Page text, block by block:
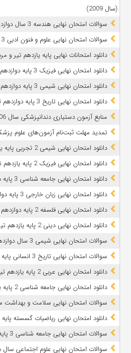
(سال 2009)
سوالات امتحان نهایی هندسه 3 سال دوازدهم (1397 تا 1405)
سوالات امتحان نهایی علوم و فنون ادبی 3 پایه دوازدهم (1397 تا 1405)
دانلود امتحانات نهایی پایه یازدهم تیر و مرداد
دانلود امتحان نهایی فیزیک 3 پایه دوازدهم تیر 1405 + پاسخ
دانلود امتحان نهایی شیمی 3 پایه دوازدهم تیر 1405
دانلود امتحان نهایی تاریخ 3 پایه دوازدهم تیر 1405
منابع آزمون دستیاری دندانپزشکی سال 1406 (دوره 41)
تمدید مهلت ثبت‌نام آزمون‌های علوم پزشکی تا 20
دانلود امتحان نهایی شیمی 2 تجربی پایه یازدهم تیر 1405 + پاسخ
دانلود امتحان نهایی فیزیک 2 پایه یازدهم تیر 1405 + پاسخ
دانلود امتحان نهایی جامعه شناسی 3 پایه دوازدهم تیر 1405 + پاسخ
دانلود امتحان نهایی زبان خارجی 3 پایه دوازدهم تیر 1405 + فایل صوتی
دانلود امتحان نهایی فلسفه 2 پایه دوازدهم تیر 1405 + پاسخ
دانلود امتحان نهایی دینی 2 پایه یازدهم تیر 1405 + پاسخ
سوالات امتحان نهایی شیمی 3 سال دوازدهم (1397 تا 1405)
سوالات امتحان نهایی تاریخ 3 انسانی پایه دوازدهم (1397 تا 1405)
دانلود امتحان نهایی عربی 2 پایه یازدهم تیر 1405 + پاسخ
دانلود امتحان نهایی جامعه شناسی 2 پایه یازدهم تیر 1405 + پاسخ
سوالات امتحان نهایی سلامت و بهداشت سال
دانلود امتحان نهایی ریاضیات گسسته پایه دوازدهم
سوالات امتحان نهایی جامعه شناسی 3 پایه دوازدهم (1397 تا 1405)
سوالات امتحان نهایی علوم اجتماعی سال دوازدهم